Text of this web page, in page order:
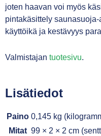
joten haavan voi myös
pintakäsittely
käyttöikä ja kestävyys
Valmistajan tuotesivu.
Lisätiedot
Paino 0,145 kg
Mitat 99 × 2 × 2 cm